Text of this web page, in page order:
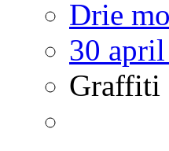
Drie
30
Graffiti